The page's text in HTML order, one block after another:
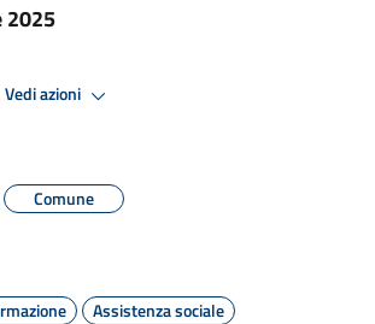
2025
Vedi azioni
Comune
Assistenza sociale